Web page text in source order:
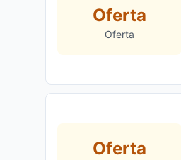
Oferta
Oferta
Oferta